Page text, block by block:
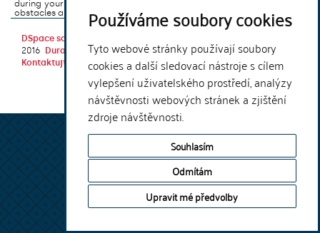
Používáme soubory cookies
Tyto webové stránky používají soubory
cookies a další sledovací nástroje s cílem
vylepšení uživatelského prostředí, analýzy
návštěvnosti webových stránek a zjištění
zdroje návštěvnosti.
Souhlasím
Odmítám
Upravit mé předvolby
during your studies. It will also help you to avoid the most common
obstacles associated ...
DSpace software
2016
DuraSpace
Kontaktujte nás |Vyjádření názoru